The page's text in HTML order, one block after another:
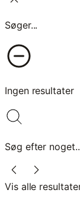
Søger...
Ingen resultater
Søg efter
Vis alle